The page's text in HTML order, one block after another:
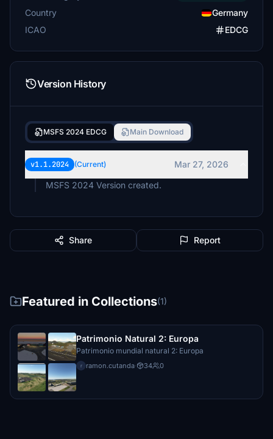
Fuchstier
€1
matrax2
TobiasF
Arvind
€1
Kondor76
tinyalien
€1
Mr.Steed
€1
Koenigvolker
Country
Germany
ICAO
EDCG
Version History
MSFS 2024 EDCG Main Download
v1.1.2024 (Current)
Mar 27, 2026
MSFS 2024 Version created.
Share Report
Featured in Collections(1)
Patrimonio Natural 2: Europa
Patrimonio mundial natural 2: Europa
r ramon.cutanda· 34 0